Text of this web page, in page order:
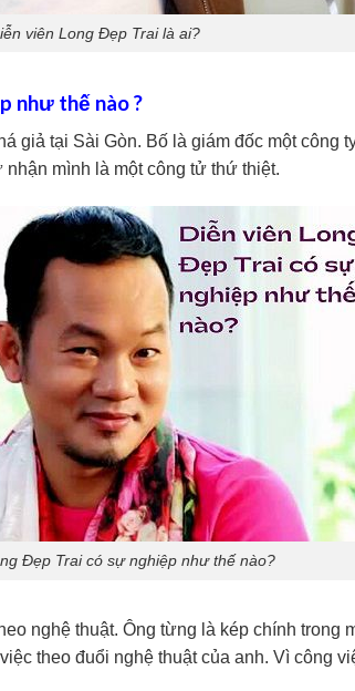
viên Long Đẹp Trai là ai?
như thế nào ?
giả tại Sài Gòn. Bố là giám đốc một công
mình là một công tử thứ thiệt.
Đẹp Trai có sự nghiệp như thế nào?
nghệ thuật. Ông từng là kép chính trong
theo đuổi nghệ thuật của anh. Vì công